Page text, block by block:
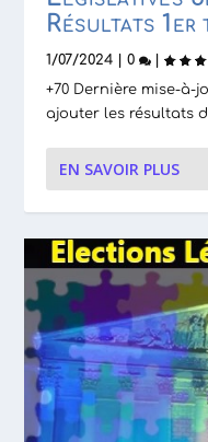
Résultats 1er
1/07/2024 |0
|
+70 Dernière mise-à-
ajouter les résultats
EN SAVOIR PLUS